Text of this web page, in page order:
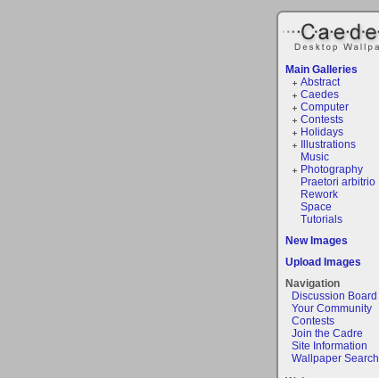
Main Galleries
Abstract
Caedes
Computer
Contests
Holidays
Illustrations
Music
Photography
Praetori arbitrio
Rework
Space
Tutorials
New Images
Upload Images
Navigation
Discussion Board
Your Community
Contests
Join the Cadre
Site Information
Wallpaper Search